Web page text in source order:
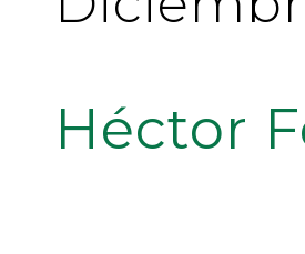
Héctor